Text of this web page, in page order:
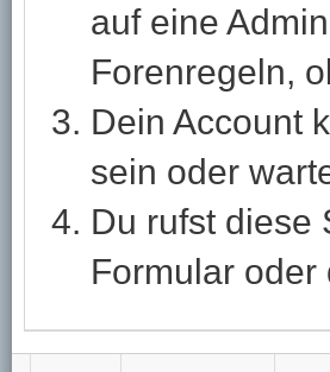
auf eine
Forenregeln,
Dein Account
sein oder
Du rufst diese
Formular